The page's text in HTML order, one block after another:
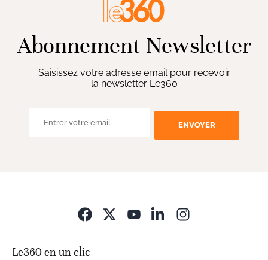
Abonnement Newsletter
Saisissez votre adresse email pour recevoir
la newsletter Le360
ENVOYER
Le360 en un clic